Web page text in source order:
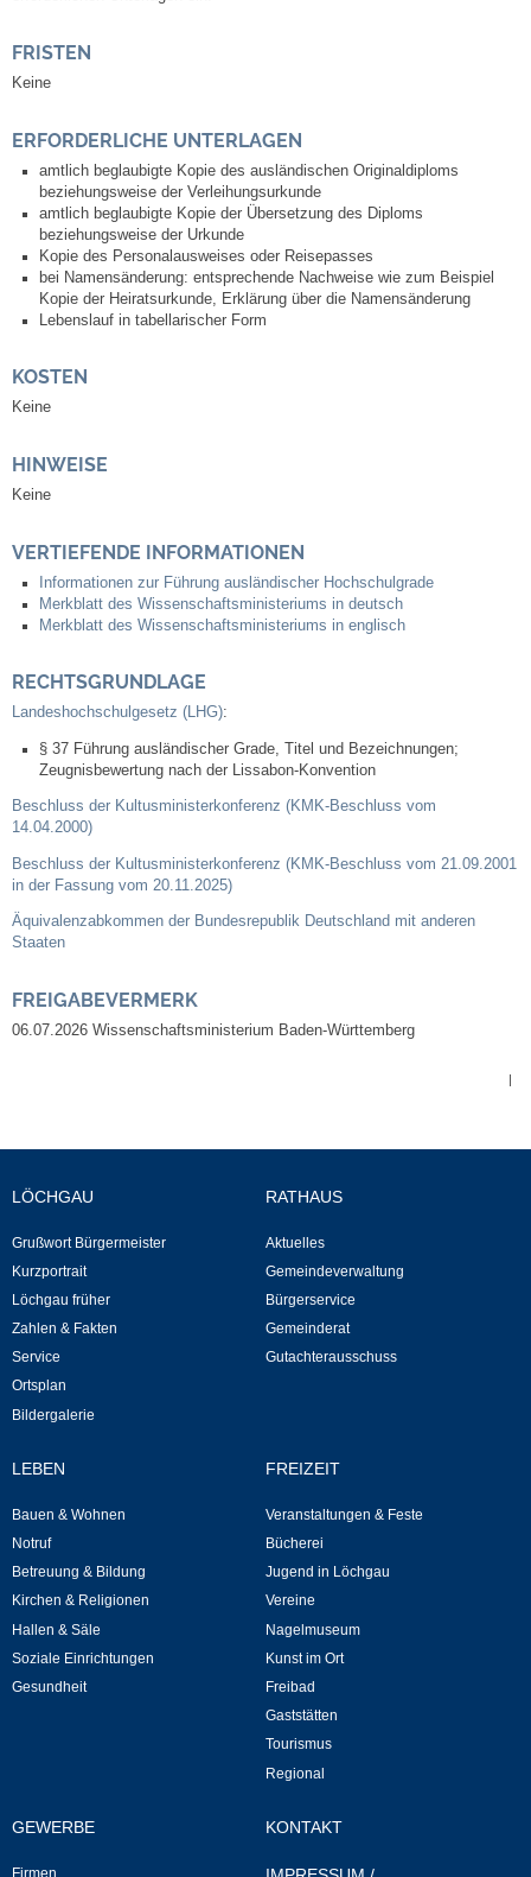
Bezirksschornsteinfeger
Laufende beschränkte Ausschreibungen
Fortschreibung Flächennutzungsplan
Förderprogramm Balkonkraftwerk
Kommunale Wärmeplanung
Notruf
Schulen
Kindergärten
Musikschule
Sporthalle Greuth
Hallen- und Raumreservierung
Gesundheit
Freizeit
Veranstaltungen & Feste
Hasenropferfest
Bücherei
Veranstaltungen
Jugend in Löchgau
Vereine
FRISTEN
Keine
ERFORDERLICHE UNTERLAGEN
amtlich beglaubigte Kopie des ausländischen Originaldiploms
beziehungsweise der Verleihungsurkunde
amtlich beglaubigte Kopie der Übersetzung des Diploms
beziehungsweise der Urkunde
Kopie des Personalausweises oder Reisepasses
bei Namensänderung: entsprechende Nachweise wie zum Beispiel
Kopie der Heiratsurkunde, Erklärung über die Namensänderung
Lebenslauf in tabellarischer Form
KOSTEN
Keine
HINWEISE
Keine
VERTIEFENDE INFORMATIONEN
Informationen zur Führung ausländischer Hochschulgrade
Merkblatt des Wissenschaftsministeriums in deutsch
Merkblatt des Wissenschaftsministeriums in englisch
RECHTSGRUNDLAGE
Landeshochschulgesetz (LHG):
§ 37 Führung ausländischer Grade, Titel und Bezeichnungen;
Zeugnisbewertung nach der Lissabon-Konvention
Beschluss der Kultusministerkonferenz (KMK-Beschluss vom
14.04.2000)
Beschluss der Kultusministerkonferenz (KMK-Beschluss vom 21.09.2001
in der Fassung vom 20.11.2025)
Äquivalenzabkommen der Bundesrepublik Deutschland mit anderen
Staaten
FREIGABEVERMERK
06.07.2026 Wissenschaftsministerium Baden-Württemberg
|
LÖCHGAU
Grußwort Bürgermeister
Kurzportrait
Löchgau früher
Zahlen & Fakten
Service
Ortsplan
Bildergalerie
RATHAUS
Aktuelles
Gemeindeverwaltung
Bürgerservice
Gemeinderat
Gutachterausschuss
LEBEN
Bauen & Wohnen
Notruf
Betreuung & Bildung
Kirchen & Religionen
Hallen & Säle
Soziale Einrichtungen
Gesundheit
FREIZEIT
Veranstaltungen & Feste
Bücherei
Jugend in Löchgau
Vereine
Nagelmuseum
Kunst im Ort
Freibad
Gaststätten
Tourismus
Regional
GEWERBE
Firmen
KONTAKT